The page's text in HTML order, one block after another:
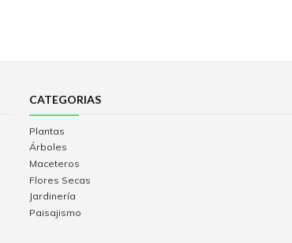
CATEGORIAS
Plantas
Árboles
Maceteros
Flores Secas
Jardinería
Paisajismo